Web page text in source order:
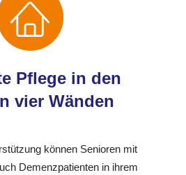
Pflege in den
vier Wänden
können Senioren mit
Demenzpatienten in ihrem